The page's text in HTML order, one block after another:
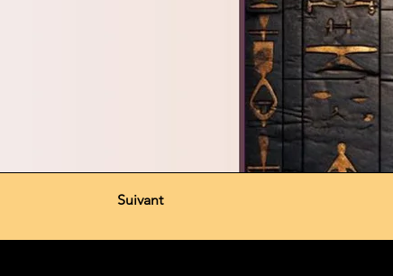
Suivant